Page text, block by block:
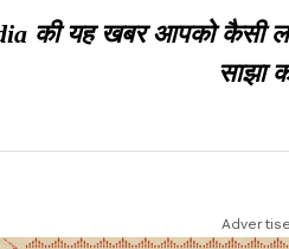
की यह खबर आपको कैसी
साझा